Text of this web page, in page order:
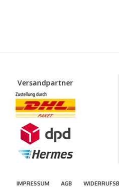
Versandpartner
IMPRESSUM AGB